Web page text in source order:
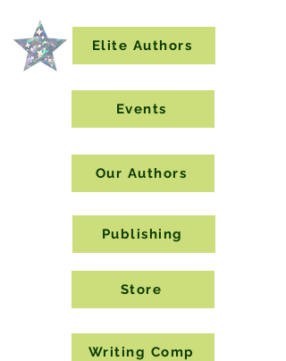
Elite Authors
Events
Our Authors
Publishing
Store
Writing Comp